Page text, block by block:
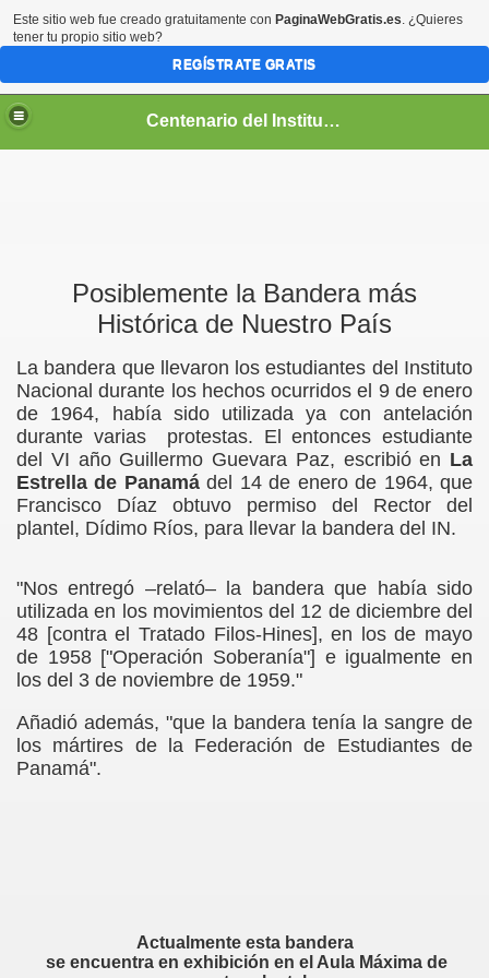
Centenario del Instituto Nacional de Panamá
Posiblemente la Bandera más
Histórica de Nuestro País
La bandera que llevaron los estudiantes del Instituto
Nacional durante los hechos ocurridos el 9 de enero
de 1964, había sido utilizada ya con antelación
durante varias protestas. El entonces estudiante
del VI año Guillermo Guevara Paz, escribió en La
Estrella de Panamádel 14 de enero de 1964, que
Francisco Díaz obtuvo permiso del Rector del
plantel, Dídimo Ríos, para llevar la bandera del IN.
"Nos entregó –relató– la bandera que había sido
utilizada en los movimientos del 12 de diciembre del
48 [contra el Tratado Filos-Hines], en los de mayo
de 1958 ["Operación Soberanía"] e igualmente en
los del 3 de noviembre de 1959."
Añadió además, "que la bandera tenía la sangre de
los mártires de la Federación de Estudiantes de
Panamá".
Actualmente esta bandera
se encuentra en exhibición en el Aula Máxima de
Este sitio web fue creado gratuitamente con PaginaWebGratis.es. ¿Quieres
tener tu propio sitio web?
REGÍSTRATE GRATIS